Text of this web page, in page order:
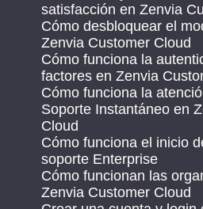
satisfacción en Zenvia
Cómo desbloquear el
Zenvia Customer Cloud
Cómo funciona la
factores en Zenvia
Cómo funciona la
Soporte Instantáneo en
Cloud
Cómo funciona el inicio
soporte Enterprise
Cómo funcionan las
Zenvia Customer Cloud